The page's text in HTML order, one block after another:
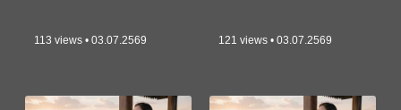
113 views • 03.07.2569 121 views • 03.07.2569